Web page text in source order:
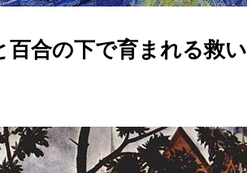
百合の下で育まれる救い